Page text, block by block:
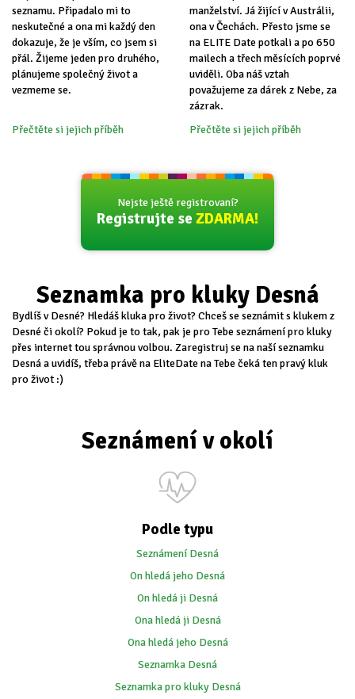
seznamu. Připadalo mi to
neskutečné a ona mi každý den
dokazuje, že je vším, co jsem si
přál. Žijeme jeden pro druhého,
plánujeme společný život a
vezmeme se.
Přečtěte si jejich příběh
manželství. Já žijící v Austrálii,
ona v Čechách. Přesto jsme se
na ELITE Date potkali a po 650
mailech a třech měsících poprvé
uviděli. Oba náš vztah
považujeme za dárek z Nebe, za
zázrak.
Přečtěte si jejich příběh
Nejste ještě registrovaní?
Registrujte se ZDARMA!
Seznamka pro kluky Desná
Bydlíš v Desné? Hledáš kluka pro život? Chceš se seznámit s klukem z
Desné či okolí? Pokud je to tak, pak je pro Tebe seznámení pro kluky
přes internet tou správnou volbou. Zaregistruj se na naší seznamku
Desná a uvidíš, třeba právě na EliteDate na Tebe čeká ten pravý kluk
pro život :)
Seznámení v okolí
Podle typu
Seznámení Desná
On hledá jeho Desná
On hledá ji Desná
Ona hledá ji Desná
Ona hledá jeho Desná
Seznamka Desná
Seznamka pro kluky Desná